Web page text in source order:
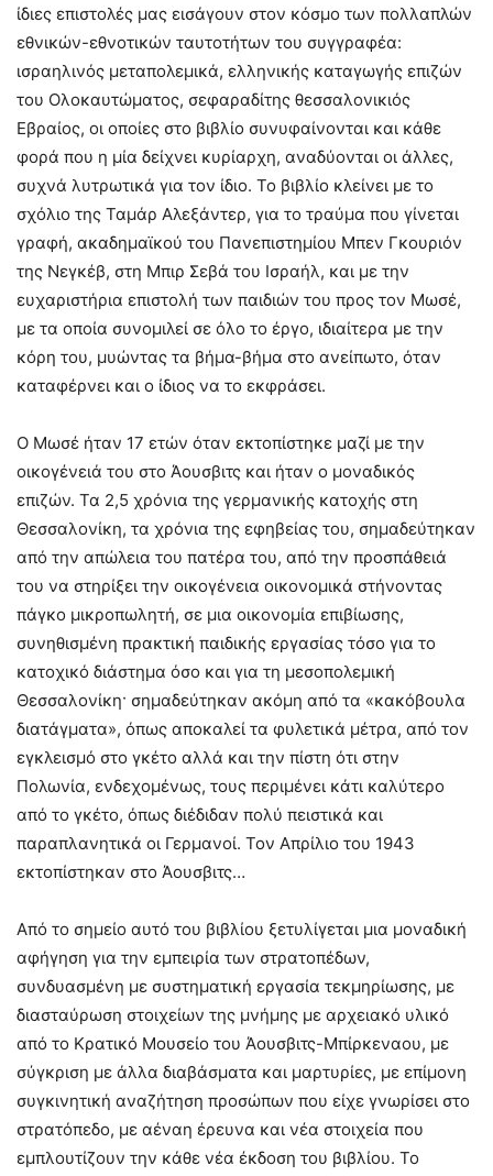
ίδιες επιστολές μας εισάγουν στον κόσμο των πολλαπλών
εθνικών-εθνοτικών ταυτοτήτων του συγγραφέα:
ισραηλινός μεταπολεμικά, ελληνικής καταγωγής επιζών
του Ολοκαυτώματος, σεφαραδίτης θεσσαλονικιός
Εβραίος, οι οποίες στο βιβλίο συνυφαίνονται και κάθε
φορά που η μία δείχνει κυρίαρχη, αναδύονται οι άλλες,
συχνά λυτρωτικά για τον ίδιο. Το βιβλίο κλείνει με το
σχόλιο της Ταμάρ Αλεξάντερ, για το τραύμα που γίνεται
γραφή, ακαδημαϊκού του Πανεπιστημίου Μπεν Γκουριόν
της Νεγκέβ, στη Μπιρ Σεβά του Ισραήλ, και με την
ευχαριστήρια επιστολή των παιδιών του προς τον Μωσέ,
με τα οποία συνομιλεί σε όλο το έργο, ιδιαίτερα με την
κόρη του, μυώντας τα βήμα-βήμα στο ανείπωτο, όταν
καταφέρνει και ο ίδιος να το εκφράσει.
Ο Μωσέ ήταν 17 ετών όταν εκτοπίστηκε μαζί με την
οικογένειά του στο Άουσβιτς και ήταν ο μοναδικός
επιζών. Τα 2,5 χρόνια της γερμανικής κατοχής στη
Θεσσαλονίκη, τα χρόνια της εφηβείας του, σημαδεύτηκαν
από την απώλεια του πατέρα του, από την προσπάθειά
του να στηρίξει την οικογένεια οικονομικά στήνοντας
πάγκο μικροπωλητή, σε μια οικονομία επιβίωσης,
συνηθισμένη πρακτική παιδικής εργασίας τόσο για το
κατοχικό διάστημα όσο και για τη μεσοπολεμική
Θεσσαλονίκη· σημαδεύτηκαν ακόμη από τα «κακόβουλα
διατάγματα», όπως αποκαλεί τα φυλετικά μέτρα, από τον
εγκλεισμό στο γκέτο αλλά και την πίστη ότι στην
Πολωνία, ενδεχομένως, τους περιμένει κάτι καλύτερο
από το γκέτο, όπως διέδιδαν πολύ πειστικά και
παραπλανητικά οι Γερμανοί. Τον Απρίλιο του 1943
εκτοπίστηκαν στο Άουσβιτς…
Από το σημείο αυτό του βιβλίου ξετυλίγεται μια μοναδική
αφήγηση για την εμπειρία των στρατοπέδων,
συνδυασμένη με συστηματική εργασία τεκμηρίωσης, με
διασταύρωση στοιχείων της μνήμης με αρχειακό υλικό
από το Κρατικό Μουσείο του Άουσβιτς-Μπίρκεναου, με
σύγκριση με άλλα διαβάσματα και μαρτυρίες, με επίμονη
συγκινητική αναζήτηση προσώπων που είχε γνωρίσει στο
στρατόπεδο, με αέναη έρευνα και νέα στοιχεία που
εμπλουτίζουν την κάθε νέα έκδοση του βιβλίου. Το